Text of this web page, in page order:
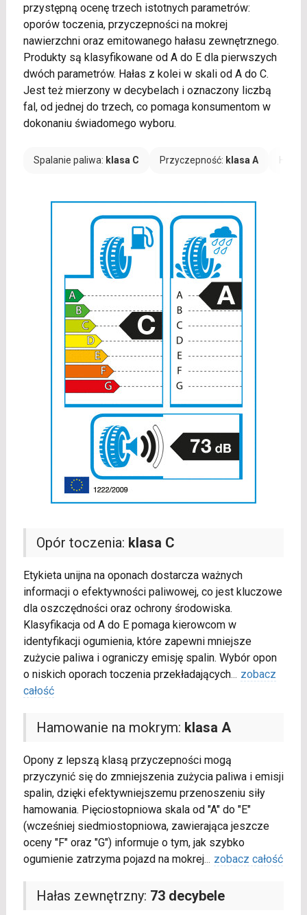
przystępną ocenę trzech istotnych parametrów:
oporów toczenia, przyczepności na mokrej
nawierzchni oraz emitowanego hałasu zewnętrznego.
Produkty są klasyfikowane od A do E dla pierwszych
dwóch parametrów. Hałas z kolei w skali od A do C.
Jest też mierzony w decybelach i oznaczony liczbą
fal, od jednej do trzech, co pomaga konsumentom w
dokonaniu świadomego wyboru.
Spalanie paliwa: klasa C Przyczepność: klasa A
Opór toczenia: klasa C
Etykieta unijna na oponach dostarcza ważnych
informacji o efektywności paliwowej, co jest kluczowe
dla oszczędności oraz ochrony środowiska.
Klasyfikacja od A do E pomaga kierowcom w
identyfikacji ogumienia, które zapewni mniejsze
zużycie paliwa i ograniczy emisję spalin. Wybór opon
o niskich oporach toczenia przekładających... zobacz
całość
Hamowanie na mokrym: klasa A
Opony z lepszą klasą przyczepności mogą
przyczynić się do zmniejszenia zużycia paliwa i emisji
spalin, dzięki efektywniejszemu przenoszeniu siły
hamowania. Pięciostopniowa skala od "A" do "E"
(wcześniej siedmiostopniowa, zawierająca jeszcze
oceny "F" oraz "G") informuje o tym, jak szybko
ogumienie zatrzyma pojazd na mokrej... zobacz całość
Hałas zewnętrzny: 73 decybele